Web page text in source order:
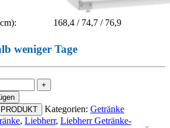
Drehregler
168,4 / 74,7 / 76,9
weniger Tage
Kategorien: Getränke
, Liebherr, Liebherr Getränke-